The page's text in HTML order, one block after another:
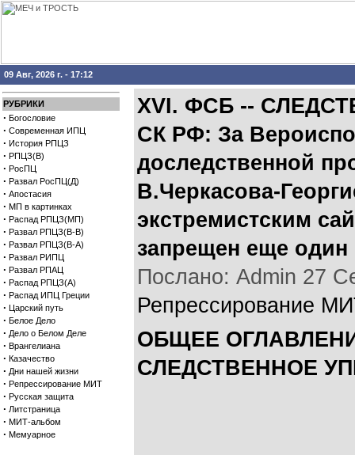
09 Авг, 2026 г. - 17:12
РУБРИКИ
· Богословие
· Современная ИПЦ
· История РПЦЗ
· РПЦЗ(В)
· РосПЦ
· Развал РосПЦ(Д)
· Апостасия
· МП в картинках
· Распад РПЦЗ(МП)
· Развал РПЦЗ(В-В)
· Развал РПЦЗ(В-А)
· Развал РИПЦ
· Развал РПАЦ
· Распад РПЦЗ(А)
· Распад ИПЦ Греции
· Царский путь
· Белое Дело
· Дело о Белом Деле
· Врангелиана
· Казачество
· Дни нашей жизни
· Репрессирование МИТ
· Русская защита
· Литстраница
· МИТ-альбом
· Мемуарное
XVI. ФСБ --
СК РФ: За
доследственной
В.Черкасова-
экстремистским
запрещен еще
Послано: Admin 27
Репрессирование
ОБЩЕЕ
СЛЕДСТВЕННОЕ